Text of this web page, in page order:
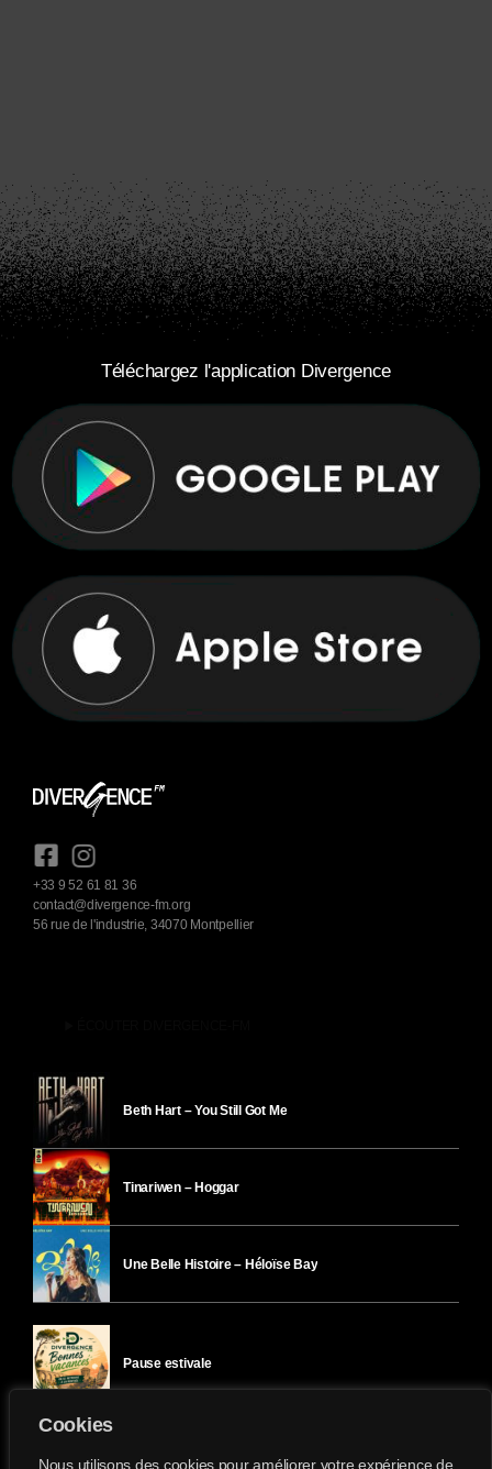
Cookies
Nous utilisons des cookies pour améliorer votre expérience de
Téléchargez l'application Divergence
+33 9 52 61 81 36
contact@divergence-fm.org
56 rue de l'industrie, 34070 Montpellier
Beth Hart – You Still Got Me
Tinariwen – Hoggar
Une Belle Histoire – Héloïse Bay
Pause estivale